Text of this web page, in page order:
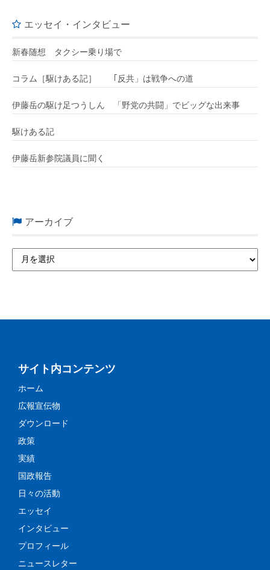
エッセイ・インタビュー
新春随想 タクシー乗り場で
コラム［駆けある記］ ｢反共」は戦争への道
伊藤岳の駆け足つうしん 「野党の共闘」でビッグな出来事
駆けある記
伊藤岳新参院議員に聞く
アーカイブ
サイト内コンテンツ
ホーム
広報宣伝物
ダウンロード
政策
実績
国政報告
日々の活動
エッセイ
インタビュー
プロフィール
ニュースレター